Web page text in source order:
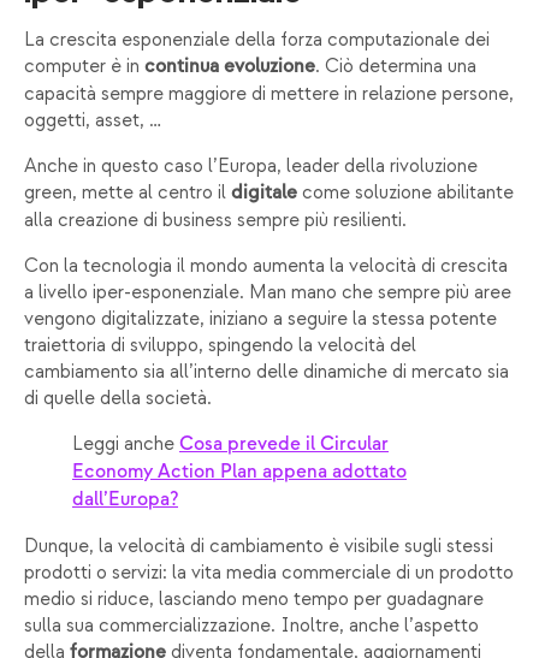
La crescita esponenziale della forza computazionale dei
computer è in continua evoluzione. Ciò determina una
capacità sempre maggiore di mettere in relazione persone,
oggetti, asset, …
Anche in questo caso l’Europa, leader della rivoluzione
green, mette al centro il digitale come soluzione abilitante
alla creazione di business sempre più resilienti.
Con la tecnologia il mondo aumenta la velocità di crescita
a livello iper-esponenziale. Man mano che sempre più aree
vengono digitalizzate, iniziano a seguire la stessa potente
traiettoria di sviluppo, spingendo la velocità del
cambiamento sia all’interno delle dinamiche di mercato sia
di quelle della società.
Leggi anche Cosa prevede il Circular
Economy Action Plan appena adottato
dall’Europa?
Dunque, la velocità di cambiamento è visibile sugli stessi
prodotti o servizi: la vita media commerciale di un prodotto
medio si riduce, lasciando meno tempo per guadagnare
sulla sua commercializzazione. Inoltre, anche l’aspetto
della formazione diventa fondamentale, aggiornamenti